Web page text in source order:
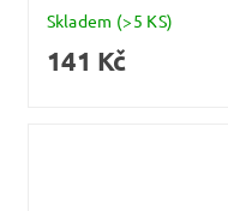
Skladem (>5 KS)
141 Kč